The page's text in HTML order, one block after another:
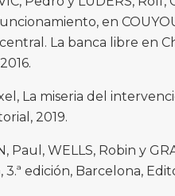
en
La banca libre en
La miseria del
2019.
Paul, WELLS, Robin y
3.ª edición, Barcelona,